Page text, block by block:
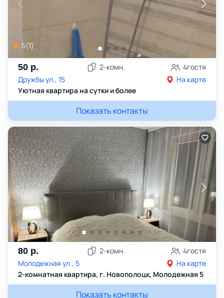
5(1)
50 р. 2-комн. 4гостя
Дружбы ул., 15
На карте
Уютная квартира на сутки и более
Показать контакты
5(1)
80 р. 2-комн. 4гостя
Молодежная ул., 5
На карте
2-комнатная квартира, г. Новополоцк, Молодежная 5
Показать контакты